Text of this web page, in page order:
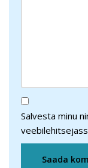
Salvesta minu